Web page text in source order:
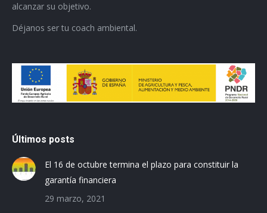
alcanzar su objetivo.
Déjanos ser tu coach ambiental.
Últimos posts
El 16 de octubre termina el plazo para constituir la
garantía financiera
29 marzo, 2021